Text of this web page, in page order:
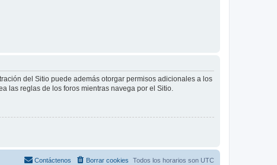
del Sitio puede además otorgar permisos adicionales a los
las reglas de los foros mientras navega por el Sitio.
Todos los horarios son UTC
Borrar cookies
Contáctenos